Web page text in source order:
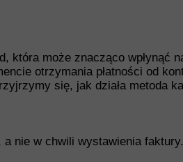
może znacząco wpłynąć
otrzymania płatności od
się, jak działa metoda
a nie w chwili wystawienia